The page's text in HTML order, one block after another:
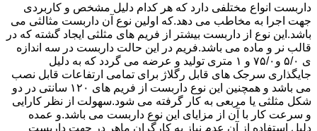
داربست انواع مختلفی دارد که هر کدام دلیل مشخص و کاربردی
جهت اجرا به مخاطب می دهد.که اولین نوع آن داربست مثالثی می
باشد.این نوع از داربست بیشتر از فریم های مثلثی ایجاد گشته که در
قالب نر و ماده می باشد.فریم در این حالت داربست در سه اندازه
ی ۵/۰ و۷۵/۰ و ۱ متری تولید و عرضه می گردد که به دلیل
جایگذاری سرجک های قابل رگلاژ برای تمامی ارتفاعات قابل نصب
می باشد و همچنین این نوع داربست از فریم های ۱۲۰ سانتی در دو
شکل مثلثی یا مربعی به کار گرفته می شود.سهولت از نظر کارایی
و سرعت کار با آن از مزایای این نوع داربست می باشد.و عمده
دلیل استفاده از آن عدم نیاز به کارگران ماهر در جهت داربست